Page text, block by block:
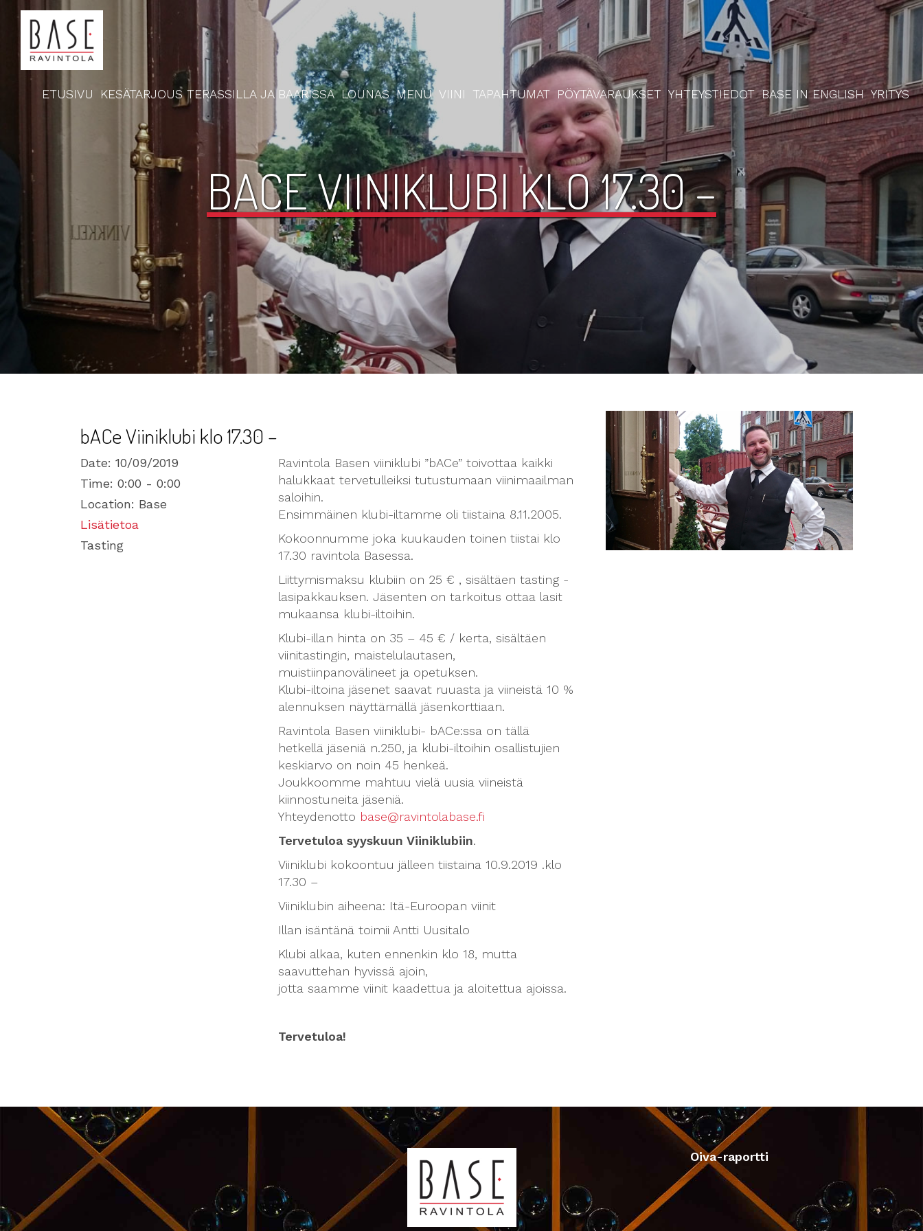
ETUSIVU KESÄTARJOUS TERASSILLA JA BAARISSA LOUNAS MENU VIINI TAPAHTUMAT PÖYTÄVARAUKSET YHTEYSTIEDOT BASE IN ENGLISH YRITYS
BACE VIINIKLUBI KLO 17.30 –
bACe Viiniklubi klo 17.30 –
Date: 10/09/2019
Time: 0:00 - 0:00
Location: Base
Lisätietoa
Tasting
Ravintola Basen viiniklubi ”bACe” toivottaa kaikki
halukkaat tervetulleiksi tutustumaan viinimaailman
saloihin.
Ensimmäinen klubi-iltamme oli tiistaina 8.11.2005.
Kokoonnumme joka kuukauden toinen tiistai klo
17.30 ravintola Basessa.
Liittymismaksu klubiin on 25 € , sisältäen tasting -
lasipakkauksen. Jäsenten on tarkoitus ottaa lasit
mukaansa klubi-iltoihin.
Klubi-illan hinta on 35 – 45 € / kerta, sisältäen
viinitastingin, maistelulautasen,
muistiinpanovälineet ja opetuksen.
Klubi-iltoina jäsenet saavat ruuasta ja viineistä 10 %
alennuksen näyttämällä jäsenkorttiaan.
Ravintola Basen viiniklubi- bACe:ssa on tällä
hetkellä jäseniä n.250, ja klubi-iltoihin osallistujien
keskiarvo on noin 45 henkeä.
Joukkoomme mahtuu vielä uusia viineistä
kiinnostuneita jäseniä.
Yhteydenotto base@ravintolabase.fi
Tervetuloa syyskuun Viiniklubiin.
Viiniklubi kokoontuu jälleen tiistaina 10.9.2019 .klo
17.30 –
Viiniklubin aiheena: Itä-Euroopan viinit
Illan isäntänä toimii Antti Uusitalo
Klubi alkaa, kuten ennenkin klo 18, mutta
saavuttehan hyvissä ajoin,
jotta saamme viinit kaadettua ja aloitettua ajoissa.
Tervetuloa!
Oiva-raportti